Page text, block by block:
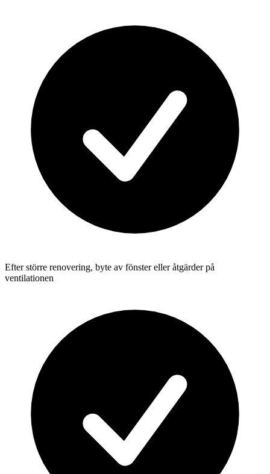
Efter större renovering, byte av fönster eller åtgärder på
ventilationen